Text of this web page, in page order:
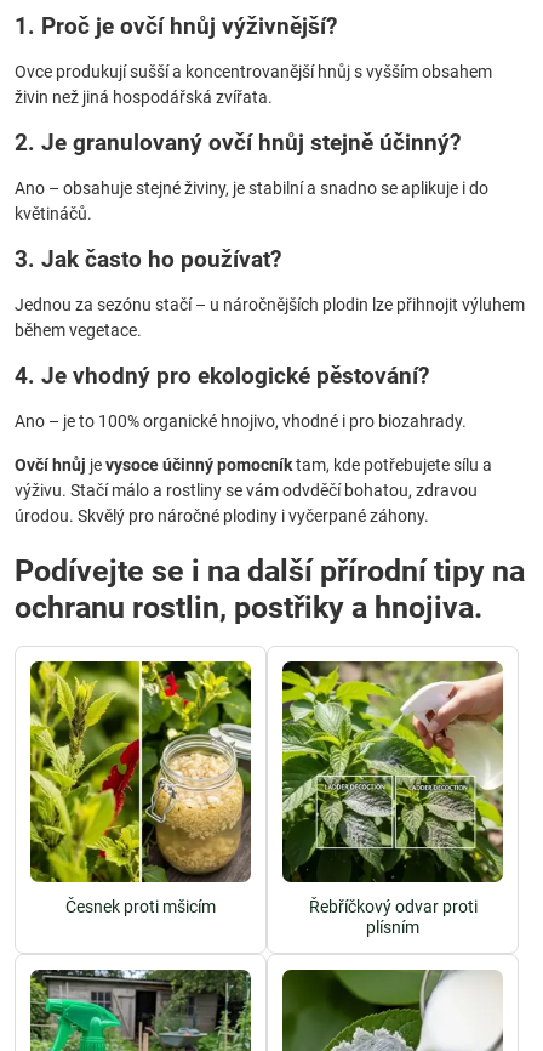
1. Proč je ovčí hnůj výživnější?
Ovce produkují sušší a koncentrovanější hnůj s vyšším obsahem
živin než jiná hospodářská zvířata.
2. Je granulovaný ovčí hnůj stejně účinný?
Ano – obsahuje stejné živiny, je stabilní a snadno se aplikuje i do
květináčů.
3. Jak často ho používat?
Jednou za sezónu stačí – u náročnějších plodin lze přihnojit výluhem
během vegetace.
4. Je vhodný pro ekologické pěstování?
Ano – je to 100% organické hnojivo, vhodné i pro biozahrady.
Ovčí hnůj jevysoce účinný pomocníktam, kde potřebujete sílu a
výživu. Stačí málo a rostliny se vám odvděčí bohatou, zdravou
úrodou. Skvělý pro náročné plodiny i vyčerpané záhony.
Podívejte se i na další přírodní tipy na
ochranu rostlin, postřiky a hnojiva.
Česnek proti mšicím
Řebříčkový odvar proti
plísním